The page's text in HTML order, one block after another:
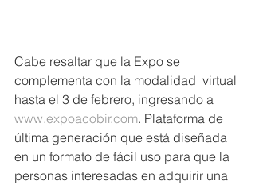
Cabe resaltar que la Expo se
complementa con la modalidad  virtual
hasta el 3 de febrero, ingresando a
www.expoacobir.com. Plataforma de
última generación que está diseñada
en un formato de fácil uso para que la
personas interesadas en adquirir una